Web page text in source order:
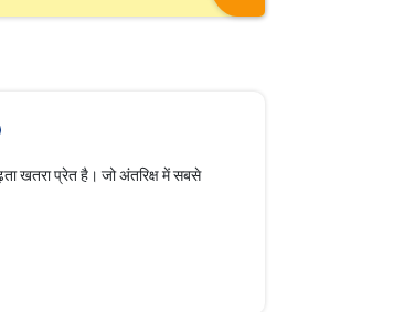
खतरा प्रेत है। जो अंतरिक्ष में सबसे